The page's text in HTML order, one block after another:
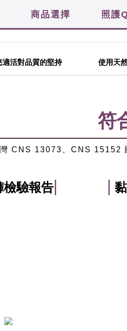
商品選擇 照護
適活對品質的堅持 使用天
符
CNS 13073、CNS 15152
檢驗報告| |